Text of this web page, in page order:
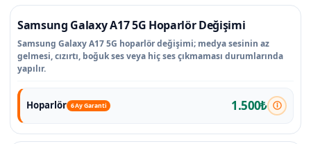
Samsung Galaxy A17 5G Hoparlör Değişimi
Samsung Galaxy A17 5G hoparlör değişimi; medya sesinin az
gelmesi, cızırtı, boğuk ses veya hiç ses çıkmaması durumlarında
yapılır.
Hoparlör 6 Ay Garanti 1.500₺